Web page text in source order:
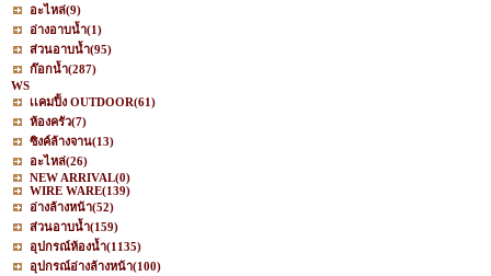
อะไหล่(9)
อ่างอาบน้ำ(1)
ส่วนอาบน้ำ(95)
ก๊อกน้ำ(287)
WS
เเคมปิ้ง OUTDOOR(61)
ห้องครัว(7)
ซิงค์ล้างจาน(13)
อะไหล่(26)
NEW ARRIVAL(0)
WIRE WARE(139)
อ่างล้างหน้า(52)
ส่วนอาบน้ำ(159)
อุปกรณ์ห้องน้ำ(1135)
อุปกรณ์อ่างล้างหน้า(100)